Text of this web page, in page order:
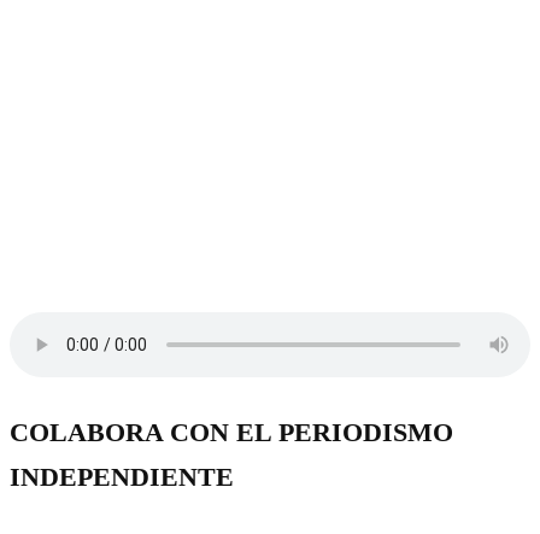
COLABORA CON EL PERIODISMO
INDEPENDIENTE